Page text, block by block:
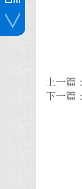
上一篇：
下一篇：